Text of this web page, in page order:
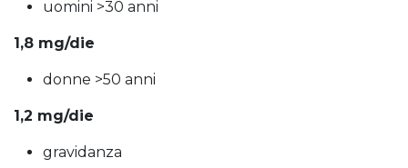
uomini >30 anni
1,8 mg/die
donne >50 anni
1,2 mg/die
gravidanza